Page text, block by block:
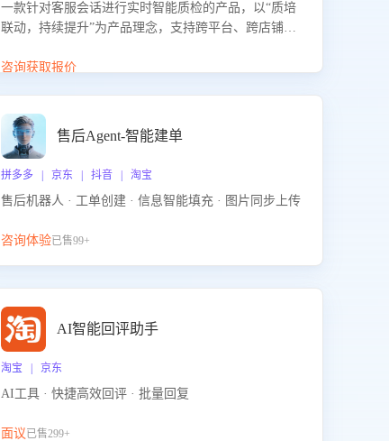
一款针对客服会话进行实时智能质检的产品，以“质培
联动，持续提升”为产品理念，支持跨平台、跨店铺的
联动，持续提升客服团队的销服能力。
咨询获取报价
售后Agent-智能建单
拼多多 | 京东 | 抖音 | 淘宝
售后机器人 · 工单创建 · 信息智能填充 · 图片同步上传
咨询体验已售99+
AI智能回评助手
淘宝 | 京东
AI工具 · 快捷高效回评 · 批量回复
面议已售299+